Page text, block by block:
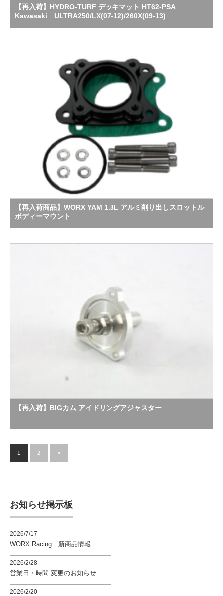
【再入荷】HYDRO-TURF デッキマット HT62-PSA
Kawasaki ULTRA250/LX(07-12)/260X(09-13)
【再入荷商品】WORX YAM 1.8L アルミ削り出しスロットル
ボディーマウント
【再入荷】BIGカム アイドリングアジャスター
1 2 »
お知らせ掲示板
2026/7/17
WORX Racing 新商品情報
2026/2/28
営業日・時間 変更のお知らせ
2026/2/20